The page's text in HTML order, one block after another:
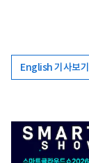
English 기사보기